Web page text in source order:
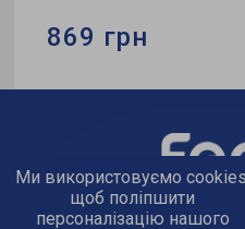
869 грн
Тип світильника:
Використання:для
Ми використовуємо
щоб поліпшити
персоналізацію нашого